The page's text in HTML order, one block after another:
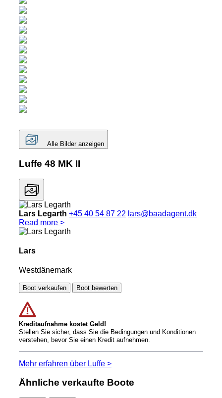
Alle Bilder anzeigen
Luffe 48 MK II
Lars Legarth +45 40 54 87 22 lars@baadagent.dk
Read more >
Lars
Westdänemark
Boot verkaufen Boot bewerten
Kreditaufnahme kostet Geld!
Stellen Sie sicher, dass Sie die Bedingungen und Konditionen
verstehen, bevor Sie einen Kredit aufnehmen.
Mehr erfahren über Luffe >
Ähnliche verkaufte Boote